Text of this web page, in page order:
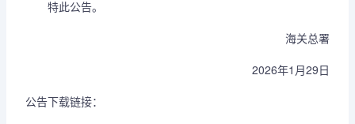
特此公告。
海关总署
2026年1月29日
公告下载链接：